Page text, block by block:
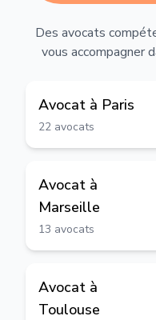
Des avocats
vous accompagner
Avocat à Paris
22 avocats
Avocat à
Marseille
13 avocats
Avocat à
Toulouse